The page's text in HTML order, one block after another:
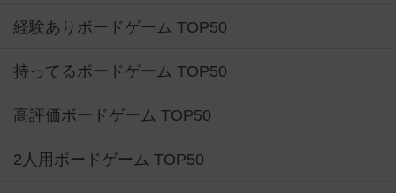
経験ありボードゲーム TOP50
持ってるボードゲーム TOP50
高評価ボードゲーム TOP50
2人用ボードゲーム TOP50